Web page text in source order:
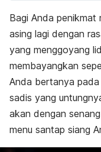
Bagi Anda
asing lagi dengan
yang menggoyang
membayangkan
Anda bertanya
sadis yang
akan dengan
menu santap siang